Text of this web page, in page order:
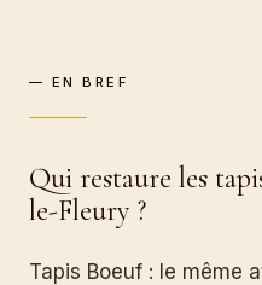
— EN BREF
Qui restaure les
le-Fleury ?
Tapis Boeuf : le même